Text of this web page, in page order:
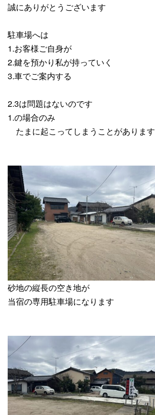
誠にありがとうございます
駐車場へは
1.お客様ご自身が
2.鍵を預かり私が持っていく
3.車でご案内する
2.3は問題はないのです
1.の場合のみ
たまに起こってしまうことがあります
砂地の縦長の空き地が
当宿の専用駐車場になります